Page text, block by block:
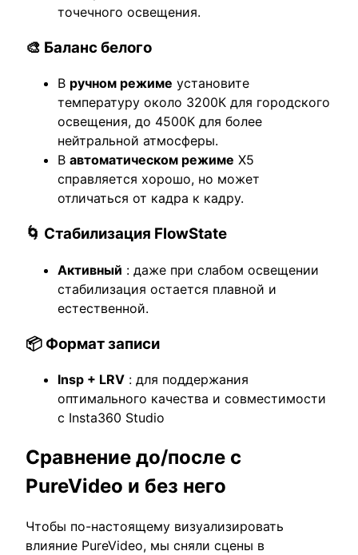
точечного освещения.
🎨 Баланс белого
В ручном режиме установите
температуру около 3200К для городского
освещения, до 4500К для более
нейтральной атмосферы.
В автоматическом режиме X5
справляется хорошо, но может
отличаться от кадра к кадру.
🌀 Стабилизация FlowState
Активный : даже при слабом освещении
стабилизация остается плавной и
естественной.
📦 Формат записи
Insp + LRV : для поддержания
оптимального качества и совместимости
с Insta360 Studio
Сравнение до/после с
PureVideo и без него
Чтобы по-настоящему визуализировать
влияние PureVideo, мы сняли сцены в